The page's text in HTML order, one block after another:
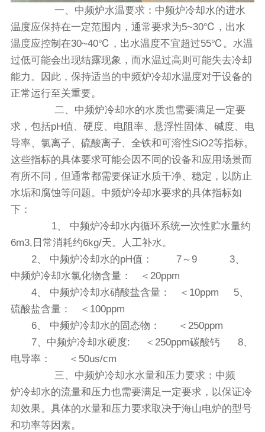
一、中频炉水温要求：中频炉冷却水的进水
温度应保持在一定范围内，通常要求为5~30℃，出水
温度应控制在30~40℃，出水温度不宜超过55℃。水温
过低可能会出现结露现象，而水温过高则可能失去冷却
能力。因此，保持适当的中频炉冷却水温度对于设备的
正常运行至关重要。
二、中频炉‍冷却水的水质也需要满足一定要
求，包括pH值、硬度、电阻率、悬浮性固体、碱度、电
导率、氯离子、硫酸离子、全铁和可溶性SiO2等指标。
这些指标的具体要求可能会因不同的设备和应用场景而
有所不同，但通常都需要保证水质干净、稳定，以防止
水垢和腐蚀等问题。中频炉‍冷却水要求的具体指标如
下：
1、 中频炉‍冷却水内循环系统一次性贮水量约
6m3,日常消耗约6kg/天。人工补水。
2、 中频炉‍冷却水的pH值： 7～9 3、
中频炉‍冷却水氯化物含量： ＜20ppm
4、 中频炉‍冷却水硝酸盐含量： ＜10ppm 5、
硫酸盐含量： ＜100ppm
6、 中频炉‍冷却水的固态物： ＜250ppm
7、中频炉‍冷却水硬度: ＜250ppm碳酸钙 8、
电导率： ＜50us/cm
三、中频炉‍冷却水水量和压力要求：中频
炉‍冷却水的流量和压力也需要满足一定要求，以保证冷
却效果。具体的水量和压力要求取决于海山电炉的型号
和功率等因素。